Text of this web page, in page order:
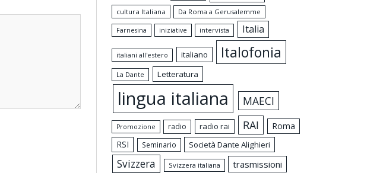
cultura Italiana Da Roma a Gerusalemme
Farnesina iniziative intervista Italia
italiani all'estero italiano Italofonia
La Dante Letteratura
lingua italiana MAECI
Promozione radio radio rai RAI
Roma
RSI
Seminario Società Dante Alighieri
Svizzera Svizzera italiana trasmissioni